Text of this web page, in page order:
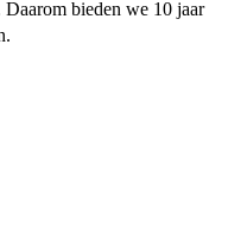
Daarom bieden we 10 jaar